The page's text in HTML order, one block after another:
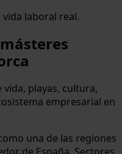
laboral real.
másteres
playas, cultura,
empresarial en
una de las regiones